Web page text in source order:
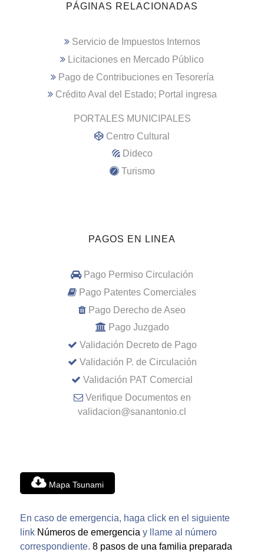
PÁGINAS RELACIONADAS
Servicio de Impuestos Internos
Licitaciones en Mercado Público
Pago de Contribuciones en Tesorería
Crédito Aval del Estado; Portal ingresa
PORTALES MUNICIPALES
Centro Cultural
Dideco
Turismo
PAGOS EN LINEA
Pago Permiso Circulación
Pago Patentes Comerciales
Pago Derecho de Aseo
Pago Juzgado
Validación Decreto de Pago
Validación P. de Circulación
Validación PAT Comercial
Verifique Documentos en
validacion@sanantonio.cl
Mapa Tsunami
En caso de emergencia, haga click en el siguiente
link Números de emergencia y llame al número
correspondiente. 8 pasos de una familia preparada